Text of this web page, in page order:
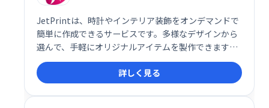
JetPrintは、時計やインテリア装飾をオンデマンドで
簡単に作成できるサービスです。多様なデザインから
選んで、手軽にオリジナルアイテムを製作できます。
あなただけの特別な時計や装飾品で、空間を彩りませ
んか？
詳しく見る